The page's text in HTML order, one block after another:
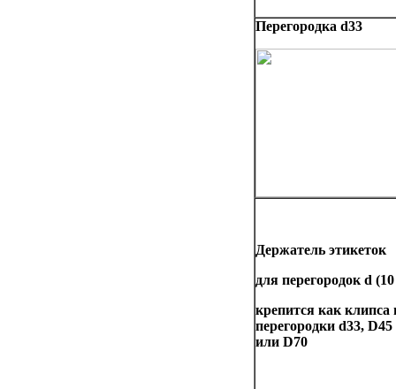
Перегородка d33
Держатель этикеток
для перегородок d
крепится как клипса
перегородки d33, D45
или D70